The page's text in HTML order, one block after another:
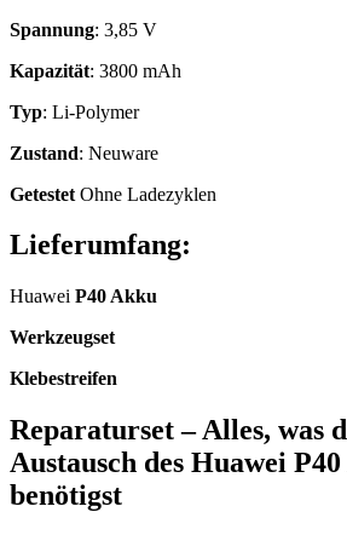
Spannung: 3,85 V
Kapazität: 3800 mAh
Typ: Li-Polymer
Zustand: Neuware
Getestet Ohne Ladezyklen
Lieferumfang:
Huawei P40 Akku
Werkzeugset
Klebestreifen
Reparaturset – Alles, was
Austausch des Huawei
benötigst